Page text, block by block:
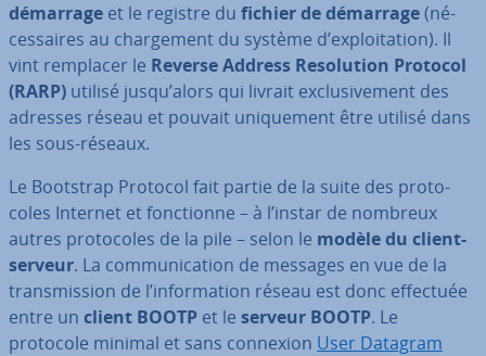
démarrage et le registre du fichier de démarrage(né­
ces­saires au char­ge­ment du système d’ex­ploi­ta­tion). Il
vint remplacer le Reverse Address Re­so­lu­tion Protocol
(RARP) utilisé jusqu’alors qui livrait ex­clu­si­ve­ment des
adresses réseau et pouvait uni­que­ment être utilisé dans
les sous-réseaux.
Le Bootstrap Protocol fait partie de la suite des pro­to­
coles Internet et fonc­tionne – à l’instar de nombreux
autres pro­to­coles de la pile – selon le modèle du client-
serveur. La com­mu­ni­ca­tion de messages en vue de la
trans­mis­sion de l’in­for­ma­tion réseau est donc effectuée
entre un client BOOTP et le serveur BOOTP. Le
protocole minimal et sans connexion User Datagram